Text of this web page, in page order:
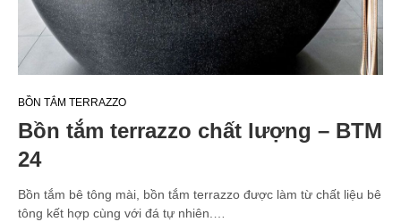
BỒN TẮM TERRAZZO
Bồn tắm terrazzo chất lượng – BTM
24
Bồn tắm bê tông mài, bồn tắm terrazzo được làm từ chất liệu bê
tông kết hợp cùng với đá tự nhiên.…